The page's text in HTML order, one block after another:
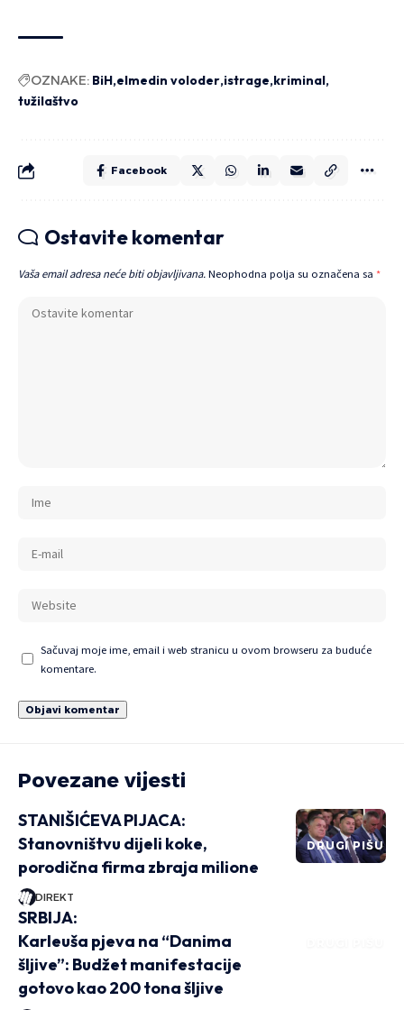
OZNAKE: BiH elmedin voloder istrage kriminal
tužilaštvo
Facebook
Ostavite komentar
Vaša email adresa neće biti objavljivana. Neophodna polja su označena sa *
Sačuvaj moje ime, email i web stranicu u ovom browseru za buduće
komentare.
Povezane vijesti
DRUGI PIŠU
STANIŠIĆEVA PIJACA:
Stanovništvu dijeli koke,
porodična firma zbraja milione
DIREKT
SRBIJA:
Karleuša pjeva na “Danima
šljive”: Budžet manifestacije
gotovo kao 200 tona šljive